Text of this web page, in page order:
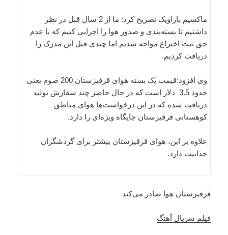
ماکسیم باراویک تصریح کرد: ما از 2 سال قبل در نظر
داشتیم تا بسته‌بندی و صدور هوا را اجرایی کنیم که با عدم
حق ثبت اختراع مواجه شدیم اما چندی قبل این مدرک را
دریافت کردیم.
وی افزود:قیمت یک بسته هوای قرقیزستان 200 صوم یعنی
حدود 3.5 دلار است که در حال حاضر چند سفارش تولید
دریافت شده که در این درخواست‌ها هوای مناطق
کوهستانی قرقیزستان جایگاه ویژه‌ای را دارد.
علاوه بر این، هوای قرقیزستان بیشتر برای گردشگران
جذابیت دارد.
قرقیزستان هوا صادر می‌کند
فیلم سریال آهنگ